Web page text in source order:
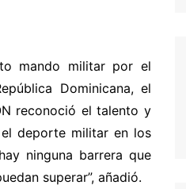
mando militar por el
Dominicana, el
reconoció el talento y
deporte militar en los
ninguna barrera que
superar”, añadió.